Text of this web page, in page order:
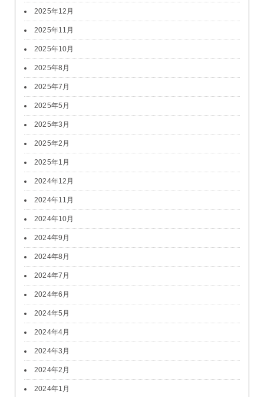
2025年12月
2025年11月
2025年10月
2025年8月
2025年7月
2025年5月
2025年3月
2025年2月
2025年1月
2024年12月
2024年11月
2024年10月
2024年9月
2024年8月
2024年7月
2024年6月
2024年5月
2024年4月
2024年3月
2024年2月
2024年1月